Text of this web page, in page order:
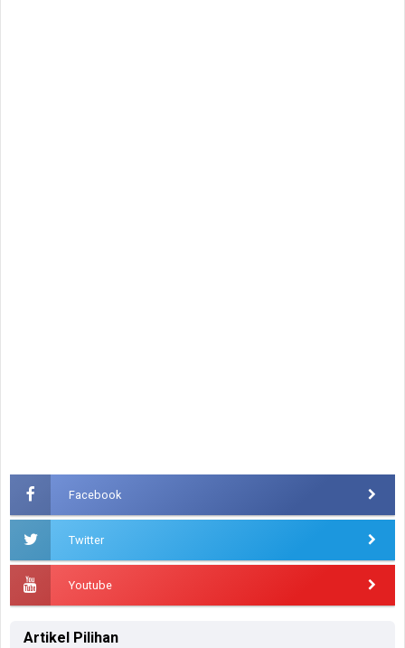
Facebook
Twitter
Youtube
Artikel Pilihan